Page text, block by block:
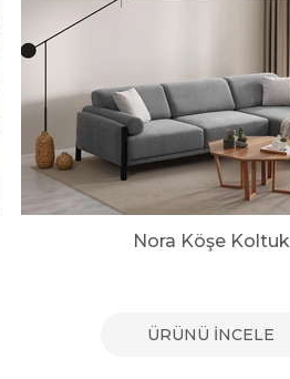
Nora Köşe Koltuk
ÜRÜNÜ İNCELE